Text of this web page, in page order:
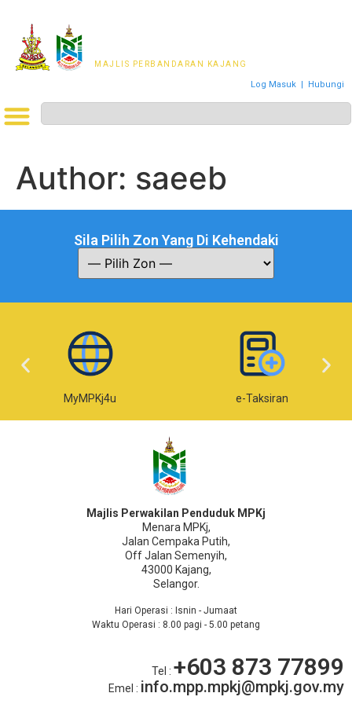
MAJLIS PERBANDARAN KAJANG
Log Masuk | Hubungi
Author: saeeb
Sila Pilih Zon Yang Di Kehendaki
MyMPKj4u e-Taksiran
Majlis Perwakilan Penduduk MPKj
Menara MPKj,
Jalan Cempaka Putih,
Off Jalan Semenyih,
43000 Kajang,
Selangor.
Hari Operasi : Isnin - Jumaat
Waktu Operasi : 8.00 pagi - 5.00 petang
Tel : +603 873 77899
Emel : info.mpp.mpkj@mpkj.gov.my